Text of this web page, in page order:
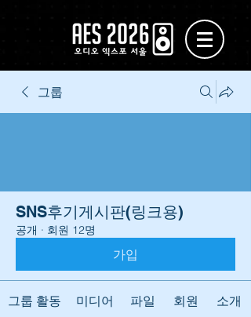
그룹
SNS후기게시판(링크용)
공개 · 회원 12명
가입
그룹 활동 미디어 파일 회원 소개